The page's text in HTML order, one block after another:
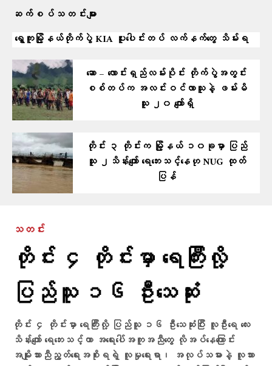
ဆက်စပ်သတင်းများ
ရွှေကူမြို့နယ်တိုက်ပွဲ KIA ပူးပေါင်းတပ် လက်နက်တွေ သိမ်းရ
ဆော – လောင်းရှည်လမ်းပိုင်း တိုက်ပွဲအတွင်း
စစ်တပ်က အလင်းဝင်လာသူနဲ့ ဖမ်းမိ
သူ ၂၀ ကျော်ရှိ
တိုင်း ၃ တိုင်းက မြို့နယ် ၁၀ခုမှာ ပြည်
သူ ၂သိန်းကျော် ရေဘေးသင့်နေဟု NUG ထုတ်
ပြန်
သတင်း
တိုင်း ၄ တိုင်းမှာ ရေကြီးလို့
ပြည်သူ ၁၆ ဦးသေဆုံး
တိုင်း ၄ တိုင်းမှာ ရေကြီးလို့ ပြည်သူ ၁၆ ဦးသေဆုံးပြီး လူဦးရေ လေး
သိန်းကျော် ရေဘေးသင့်ကာ အရေးပေါ်အကူအညီတွေ လိုအပ်နေကြောင်း
အမျိုးသားညီညွတ်ရေးအစိုးရရဲ့ လူမှုရေးရာ၊ အလုပ်သမားနဲ့ လူသား